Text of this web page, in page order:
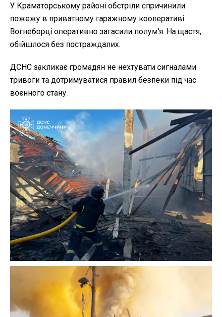
У Краматорському районі обстріли спричинили
пожежу в приватному гаражному кооперативі.
Вогнеборці оперативно загасили полум'я. На щастя,
обійшлося без постраждалих.
ДСНС закликає громадян не нехтувати сигналами
тривоги та дотримуватися правил безпеки під час
воєнного стану.